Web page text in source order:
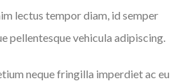
lectus tempor diam, id semper
pellentesque vehicula adipiscing.
neque fringilla imperdiet ac eu